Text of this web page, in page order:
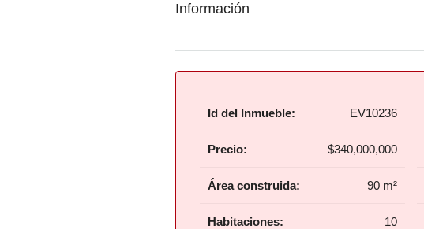
Información
Id del Inmueble: EV10236
Precio: $340,000,000
Área construida: 90 m²
Habitaciones: 10